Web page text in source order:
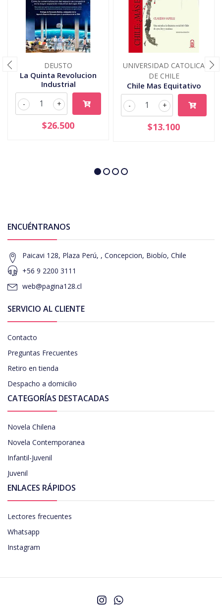
DEUSTO
La Quinta Revolucion
Industrial
+
-
$26.500
UNIVERSIDAD CATOLICA
DE CHILE
Chile Mas Equitativo
+
-
$13.100
ENCUÉNTRANOS
Paicavi 128, Plaza Perú, , Concepcion, Biobío, Chile
+56 9 2200 3111
web@pagina128.cl
SERVICIO AL CLIENTE
Contacto
Preguntas Frecuentes
Retiro en tienda
Despacho a domicilio
CATEGORÍAS DESTACADAS
Novela Chilena
Novela Contemporanea
Infantil-Juvenil
Juvenil
ENLACES RÁPIDOS
Lectores frecuentes
Whatsapp
Instagram